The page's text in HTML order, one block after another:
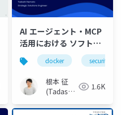
AI エージェント・MCP
活用における ソフトウ
ェアサプライチェーン
リスクと Docker の取
り組み
docker security
根本 征
(Tadashi
1.6K